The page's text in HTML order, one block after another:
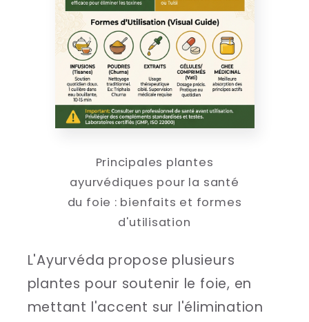
Principales plantes
ayurvédiques pour la santé
du foie : bienfaits et formes
d'utilisation
L'Ayurvéda propose plusieurs
plantes pour soutenir le foie, en
mettant l'accent sur l'élimination